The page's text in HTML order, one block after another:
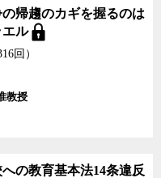
帰趨のカギを握るのは
エル
回）
教授
の教育基本法14条違反